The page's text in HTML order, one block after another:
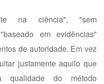
na ciência", "sem
em evidências"
de autoridade. Em vez
justamente aquilo que
qualidade do método